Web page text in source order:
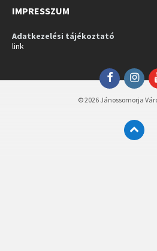
IMPRESSZUM
Adatkezelési tájékoztató
link
Facebook
© 2026 Jánossomorja